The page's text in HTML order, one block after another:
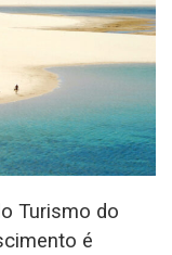
Turismo do
é